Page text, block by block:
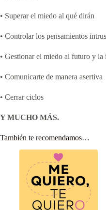
• Superar el miedo al qué dirán
• Controlar los pensamientos
• Gestionar el miedo al futuro y
• Comunicarte de manera asertiva
• Cerrar ciclos
Y MUCHO MÁS.
También te recomendamos…